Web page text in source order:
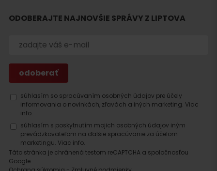
ubytovanie
ODOBERAJTE NAJNOVŠIE SPRÁVY Z LIPTOVA
súhlasím so spracúvaním osobných údajov pre účely
informovania o novinkách, zľavách a iných marketing. Viac
info.
súhlasím s poskytnutím mojich osobných údajov iným
prevádzkovateľom na ďalšie spracúvanie za účelom
marketingu. Viac info.
Táto stránka je chránená testom reCAPTCHA a spoločnosťou
Google.